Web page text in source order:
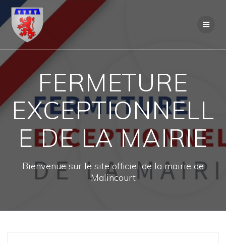
FERMETURE
EXCEPTIONNELL
E DE LA MAIRIE
Bienvenue sur le site officiel de la mairie de
Malincourt